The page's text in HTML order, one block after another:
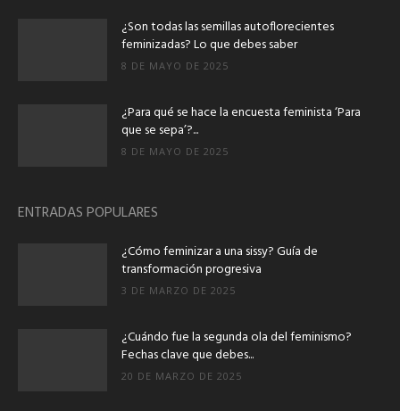
¿Son todas las semillas autoflorecientes
feminizadas? Lo que debes saber
8 DE MAYO DE 2025
¿Para qué se hace la encuesta feminista ‘Para
que se sepa’?...
8 DE MAYO DE 2025
ENTRADAS POPULARES
¿Cómo feminizar a una sissy? Guía de
transformación progresiva
3 DE MARZO DE 2025
¿Cuándo fue la segunda ola del feminismo?
Fechas clave que debes...
20 DE MARZO DE 2025